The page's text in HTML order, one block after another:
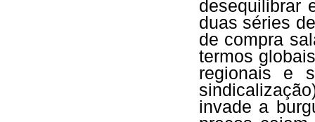
desequilibrar
duas séries
de compra
termos
regionais e
invade a